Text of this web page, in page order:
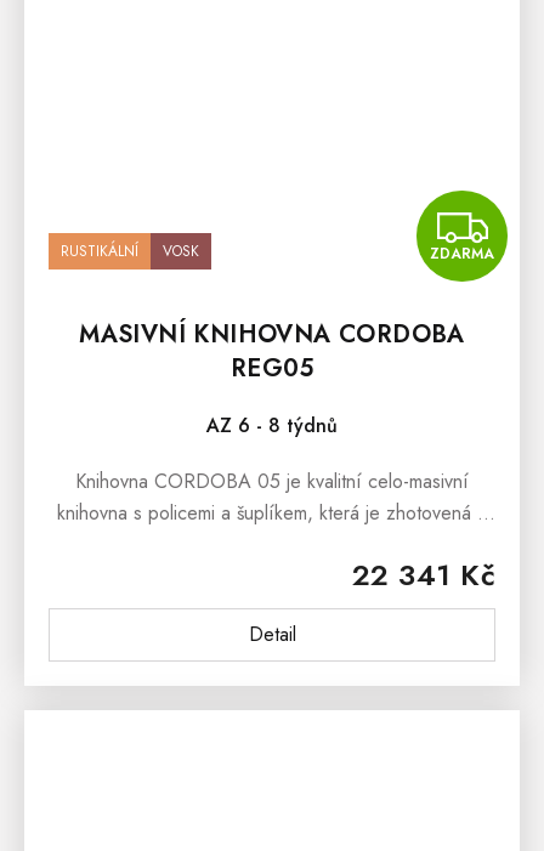
RUSTIKÁLNÍ VOSK ZDARMA
MASIVNÍ KNIHOVNA CORDOBA
REG05
AZ 6 - 8 týdnů
22 341 Kč
Detail
Knihovna CORDOBA 05 je kvalitní celo-masivní
knihovna s policemi a šuplíkem, která je zhotovená z
05 je v rustikálním stylu a je...